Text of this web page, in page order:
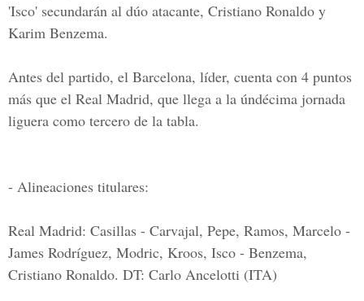
'Isco' secundarán al dúo atacante, Cristiano Ronaldo y
Karim Benzema.
Antes del partido, el Barcelona, líder, cuenta con 4 puntos
más que el Real Madrid, que llega a la úndécima jornada
liguera como tercero de la tabla.
- Alineaciones titulares:
Real Madrid: Casillas - Carvajal, Pepe, Ramos, Marcelo -
James Rodríguez, Modric, Kroos, Isco - Benzema,
Cristiano Ronaldo. DT: Carlo Ancelotti (ITA)